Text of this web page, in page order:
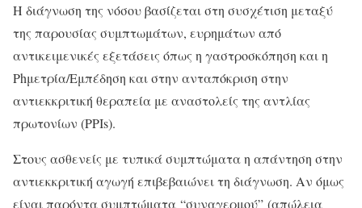
Η διάγνωση της νόσου βασίζεται στη συσχέτιση μεταξύ
της παρουσίας συμπτωμάτων, ευρημάτων από
αντικειμενικές εξετάσεις όπως η γαστροσκόπηση και η
Phμετρία/Εμπέδηση και στην ανταπόκριση στην
αντιεκκριτική θεραπεία με αναστολείς της αντλίας
πρωτονίων (PPIs).
Στους ασθενείς με τυπικά συμπτώματα η απάντηση στην
αντιεκκριτική αγωγή επιβεβαιώνει τη διάγνωση. Αν όμως
είναι παρόντασυμπτώματα “συναγερμού” (απώλεια